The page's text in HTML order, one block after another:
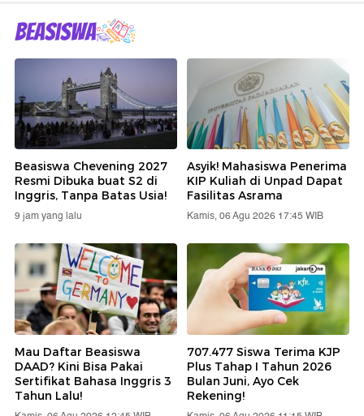
Beasiswa Chevening 2027
Resmi Dibuka buat S2 di
Inggris, Tanpa Batas Usia!
9 jam yang lalu
Asyik! Mahasiswa Penerima
KIP Kuliah di Unpad Dapat
Fasilitas Asrama
Kamis, 06 Agu 2026 17:45 WIB
Mau Daftar Beasiswa
DAAD? Kini Bisa Pakai
Sertifikat Bahasa Inggris 3
Tahun Lalu!
707.477 Siswa Terima KJP
Plus Tahap I Tahun 2026
Bulan Juni, Ayo Cek
Rekening!